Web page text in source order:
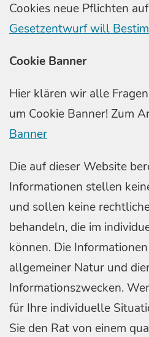
Cookies neue Pflichten
Gesetzentwurf will
Cookie Banner
Hier klären wir alle
um Cookie Banner! Zum
Banner
Die auf dieser Website
Informationen stellen
und sollen keine
behandeln, die im
können. Die
allgemeiner Natur und
Informationszwecken.
für Ihre individuelle
Sie den Rat von einem